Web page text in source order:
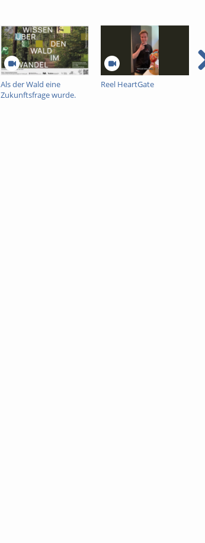
Als der Wald eine
Zukunftsfrage wurde.
Reel HeartGate